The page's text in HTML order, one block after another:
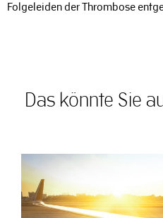
Folgeleiden der Thrombose
Das könnte Sie